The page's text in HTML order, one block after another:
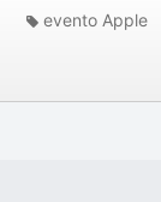
evento Apple